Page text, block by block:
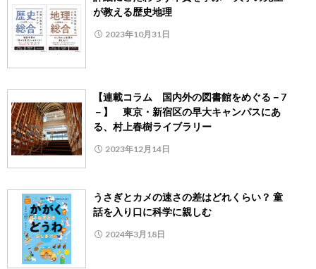
が教える歴史地理
2023年10月31日
【連載コラム 国内外の図書館をめぐる－7
－】 東京・新宿区の早大キャンパスにあ
る、村上春樹ライブラリー
2023年12月14日
うさぎとカメの速さの差はどれくらい？ 童
話を入り口に科学に親しむ
2024年3月18日